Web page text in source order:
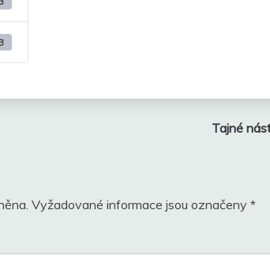
Tajné
Vyžadované informace jsou označeny *